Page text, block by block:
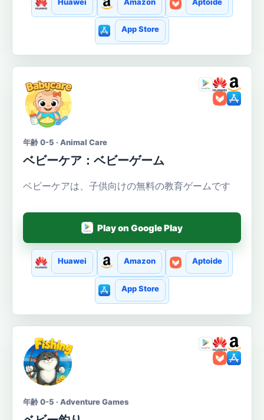
App Store
年齢 0-5 · Animal Care
ベビーケア：ベビーゲーム
ベビーケアは、子供向けの無料の教育ゲームです
Play on Google Play
Huawei Amazon Aptoide
App Store
年齢 0-5 · Adventure Games